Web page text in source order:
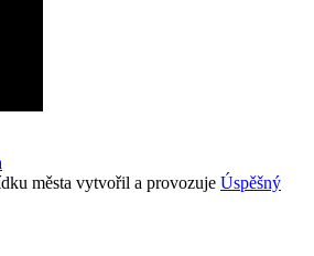
města vytvořil a provozuje Úspěšný